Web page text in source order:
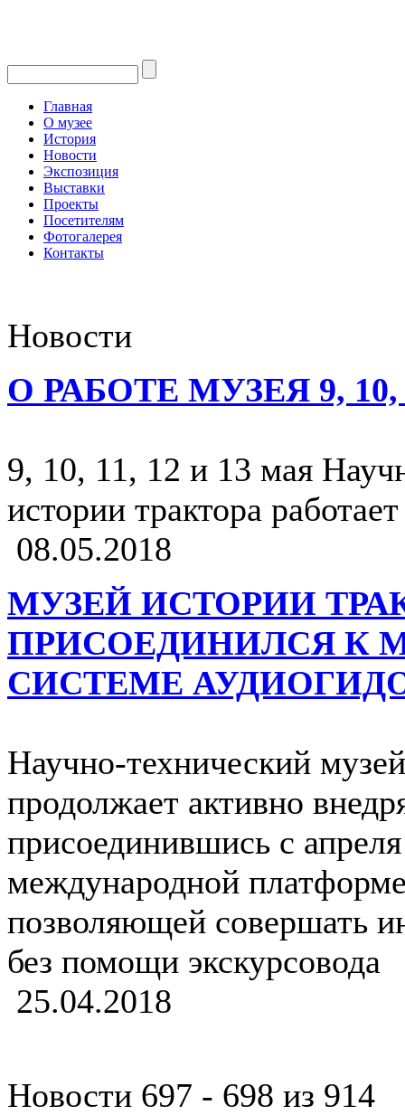
Главная
О музее
История
Новости
Экспозиция
Выставки
Проекты
Посетителям
Фотогалерея
Контакты
Новости
О РАБОТЕ МУЗЕЯ 9, 10,
9, 10, 11, 12 и 13 мая
истории трактора
08.05.2018
МУЗЕЙ ИСТОРИИ
ПРИСОЕДИНИЛСЯ К
СИСТЕМЕ
Научно-технический
продолжает активно
присоединившись с
международной
позволяющей совершать
без помощи экскурсовода
25.04.2018
Новости 697 - 698 из 914